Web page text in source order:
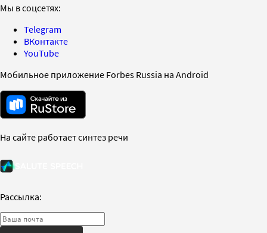
Мы в соцсетях:
Telegram
ВКонтакте
YouTube
Мобильное приложение Forbes Russia на Android
На сайте работает синтез речи
Рассылка: